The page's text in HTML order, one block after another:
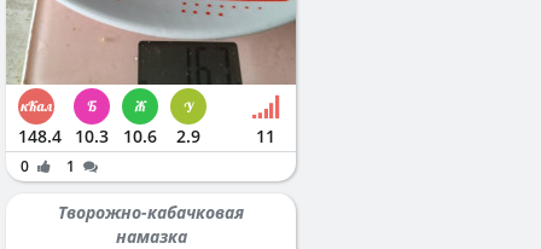
148.4 10.3 10.6 2.9 11
0 1
Творожно-кабачковая
намазка